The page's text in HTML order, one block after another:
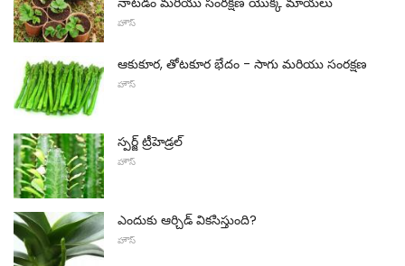
హౌస్
ఆకుకూర, తోటకూర భేదం - సాగు మరియు సంరక్షణ
హౌస్
స్పర్జ్ ట్రీహెడ్రల్
హౌస్
ఎందుకు ఆర్చిడ్ వికసిస్తుంది?
హౌస్